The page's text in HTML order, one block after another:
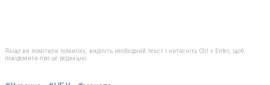
Якщо ви помітили помилку, виділіть необхідний текст і натисніть Ctrl + Enter, щоб
повідомити про це редакцію